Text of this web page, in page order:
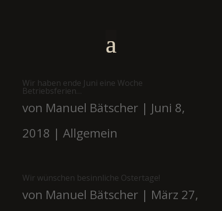
Wir haben ende Juni eine Woche
Betriebsferien…
von Manuel Bätscher| Juni 8,
2018 | Allgemein
Wir wünschen besinnliche Ostertage!
von Manuel Bätscher| März 27,